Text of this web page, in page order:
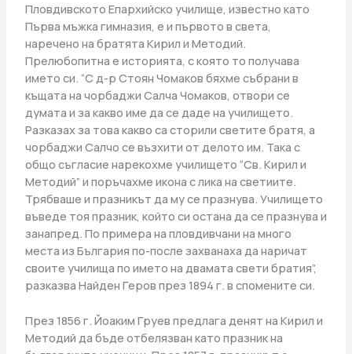
Пловдивското Епархийско училище, известно като
Първа мъжка гимназия, е и първото в света,
наречено на братята Кирил и Методий.
Прелюбопитна е историята, с която то получава
името си. “С д-р Стоян Чомаков бяхме събрани в
къщата на чорбаджи Салча Чомаков, отвори се
думата и за какво име да се даде на училището.
Разказах за това какво са сторили светите братя, а
чорбаджи Салчо се възхити от делото им. Така с
общо съгласие нарекохме училището “Св. Кирил и
Методий” и поръчахме икона с лика на светиите.
Трябваше и празникът да му се празнува. Училището
въведе тоя празник, който си остана да се празнува и
занапред. По примера на пловдивчани на много
места из България по-после захванаха да наричат
своите училища по името на двамата свети братия”,
разказва Найден Геров през 1894 г. в спомените си.
През 1856 г. Йоаким Груев предлага денят на Кирил и
Методий да бъде отбелязван като празник на